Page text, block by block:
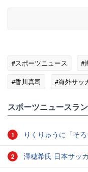
#スポーツニュース #
#香川真司
#海外サッ
スポーツニュースラ
1 りくりゅうに「そろ
2 澤穂希氏 日本サッ